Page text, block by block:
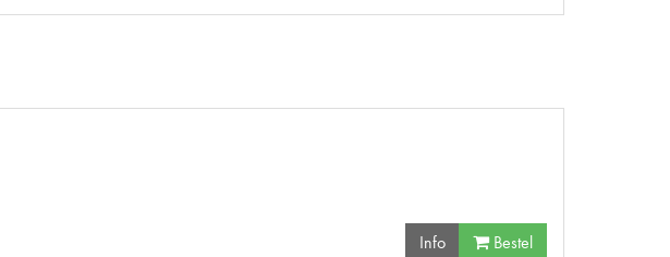
Info
Bestel